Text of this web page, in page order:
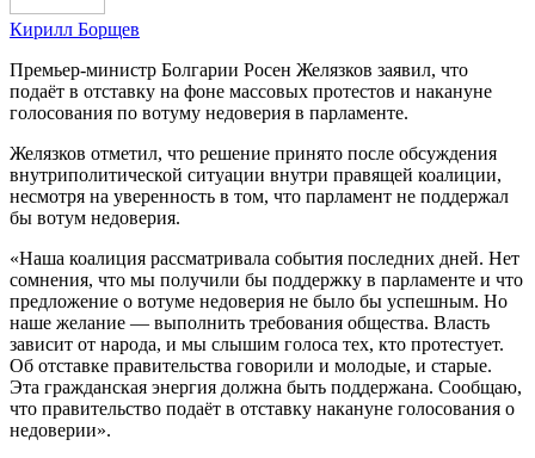
Кирилл Борщев
Премьер-министр Болгарии Росен Желязков заявил, что
подаёт в отставку на фоне массовых протестов и накануне
голосования по вотуму недоверия в парламенте.
Желязков отметил, что решение принято после обсуждения
внутриполитической ситуации внутри правящей коалиции,
несмотря на уверенность в том, что парламент не поддержал
бы вотум недоверия.
«Наша коалиция рассматривала события последних дней. Нет
сомнения, что мы получили бы поддержку в парламенте и что
предложение о вотуме недоверия не было бы успешным. Но
наше желание — выполнить требования общества. Власть
зависит от народа, и мы слышим голоса тех, кто протестует.
Об отставке правительства говорили и молодые, и старые.
Эта гражданская энергия должна быть поддержана. Сообщаю,
что правительство подаёт в отставку накануне голосования о
недоверии».